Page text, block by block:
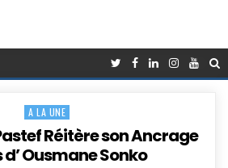
Posted
in
A LA UNE
Réitère son Ancrage
Ousmane Sonko